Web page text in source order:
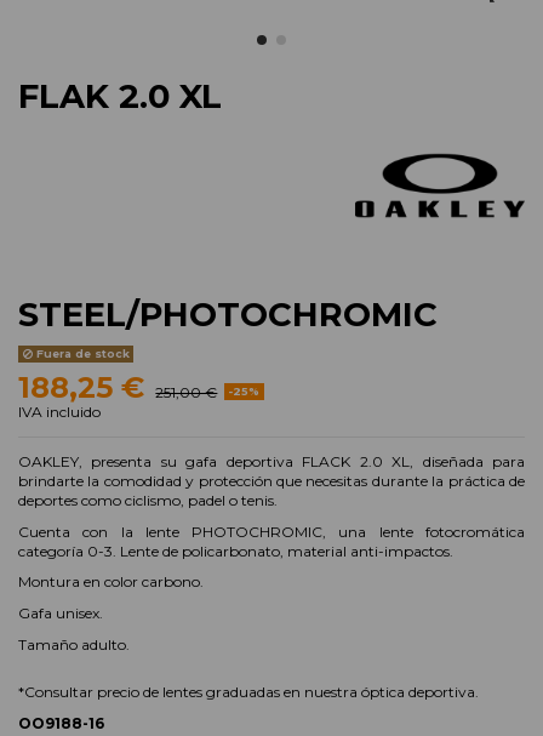
FLAK 2.0 XL
STEEL/PHOTOCHROMIC
Fuera de stock
188,25 € 251,00 € -25%
IVA incluido
OAKLEY, presenta su gafa deportiva FLACK 2.0 XL, diseñada para
brindarte la comodidad y protección que necesitas durante la práctica de
deportes como ciclismo, padel o tenis.
Cuenta con la lente PHOTOCHROMIC, una lente fotocromática
categoría 0-3. Lente de policarbonato, material anti-impactos.
Montura en color carbono.
Gafa unisex.
Tamaño adulto.
*Consultar precio de lentes graduadas en nuestra óptica deportiva.
OO9188-16